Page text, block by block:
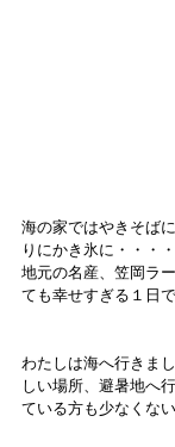
海の家ではやきそば
りにかき氷に・・・・
地元の名産、笠岡ラ
ても幸せすぎる１日
わたしは海へ行きま
しい場所、避暑地へ
ている方も少なくな